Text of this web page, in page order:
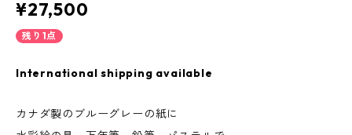
¥27,500
残り1点
International shipping available
カナダ製のブルーグレーの紙に